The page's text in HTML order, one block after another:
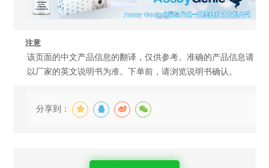
注意
该页面的中文产品信息的翻译，仅供参考。准确的产品信息请
以厂家的英文说明书为准。下单前，请浏览说明书确认。
分享到：